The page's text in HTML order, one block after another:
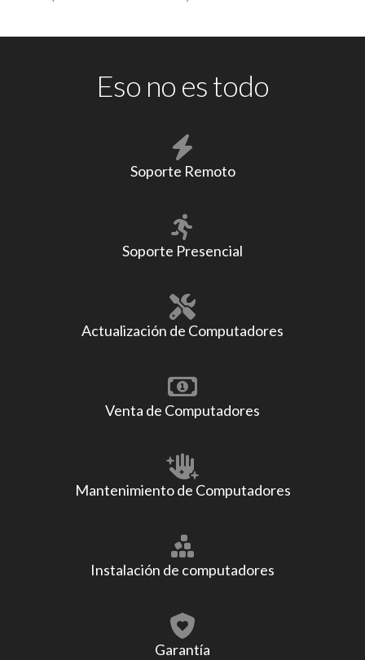
Eso no es todo
Soporte Remoto
Soporte Presencial
Actualización de Computadores
Venta de Computadores
Mantenimiento de Computadores
Instalación de computadores
Garantía